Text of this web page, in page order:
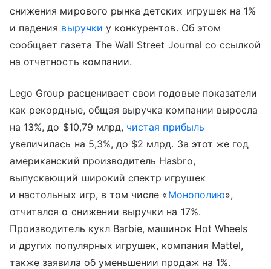
снижения мирового рынка детских игрушек на 1%
и падения выручки у конкурентов. Об этом
сообщает газета The Wall Street Journal со ссылкой
на отчетность компании.
Lego Group расценивает свои годовые показатели
как рекордные, общая выручка компании выросла
на 13%, до $10,79 млрд, чистая прибыль
увеличилась на 5,3%, до $2 млрд. За этот же год
американский производитель Hasbro,
выпускающий широкий спектр игрушек
и настольных игр, в том числе «Монополию»,
отчитался о снижении выручки на 17%.
Производитель кукл Barbie, машинок Hot Wheels
и других популярных игрушек, компания Mattel,
также заявила об уменьшении продаж на 1%.